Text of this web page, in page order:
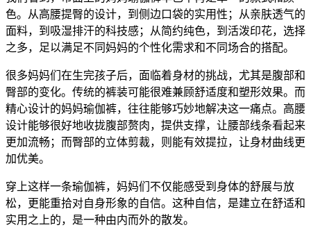
色。从高腰提臀的设计，到侧边口袋的实用性；从亲肤透气的
面料，到吸湿排汗的科技感；从简约纯色，到活泼印花，选择
之多，足以满足不同妈妈的个性化需求和不同场合的搭配。
很多妈妈们在生完孩子后，面临着身材的挑战，尤其是腹部和
臀部的变化。传统的裤装可能很难兼顾舒适度和塑形效果。而
精心设计的妈妈瑜伽裤，往往能够巧妙地解决这一痛点。高腰
设计能够很好地收拢腹部赘肉，提供支撑，让腰部线条看起来
更加流畅；而臀部的立体剪裁，则能有效提拉，让身材曲线更
加优美。
穿上这样一条瑜伽裤，妈妈们不仅能感受到身体的舒展与放
松，更能重拾对自身形象的自信。这种自信，是建立在舒适和
实用之上的，是一种由内而外的散发。